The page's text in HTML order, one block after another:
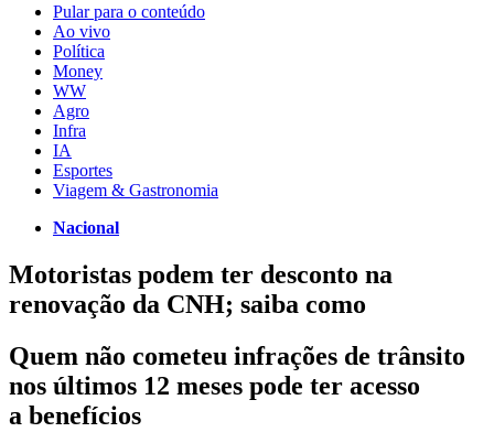
Pular para o conteúdo
Ao vivo
Política
Money
WW
Agro
Infra
IA
Esportes
Viagem & Gastronomia
Nacional
Motoristas podem ter desconto na
renovação da CNH; saiba como
Quem não cometeu infrações de trânsito
nos últimos 12 meses pode ter acesso
a benefícios